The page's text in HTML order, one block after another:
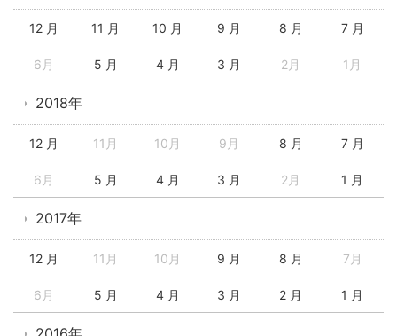
12 月 11 月 10 月 9 月 8 月 7 月
6月 5 月 4 月 3 月 2月 1月
2018年
12 月 11月 10月 9月 8 月 7 月
6月 5 月 4 月 3 月 2月 1 月
2017年
12 月 11月 10月 9 月 8 月 7月
6月 5 月 4 月 3 月 2 月 1 月